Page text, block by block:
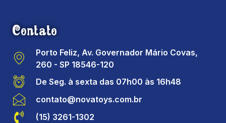
Contato
Porto Feliz, Av. Governador Mário Covas,
260 - SP 18546-120
De Seg. à sexta das 07h00 às 16h48
contato@novatoys.com.br
(15) 3261-1302